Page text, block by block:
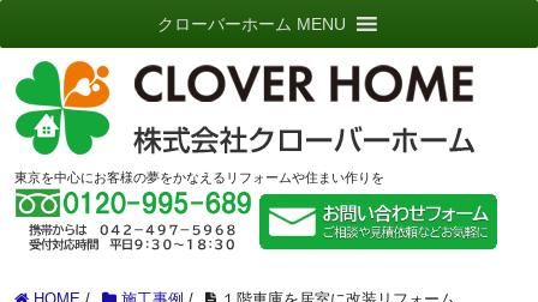
東京を中心にお客様の夢をかなえるリフォームや住まい作りを
クローバーホーム MENU